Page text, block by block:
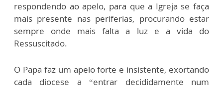
respondendo ao apelo, para que a Igreja se faça
mais presente nas periferias, procurando estar
sempre onde mais falta a luz e a vida do
Ressuscitado.
O Papa faz um apelo forte e insistente, exortando
cada diocese a “entrar decididamente num